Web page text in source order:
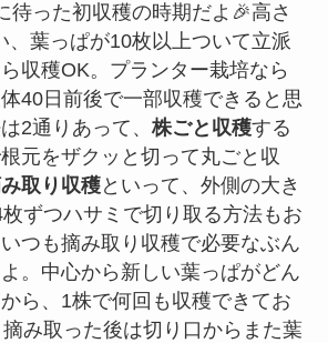
待った初収穫の時期だよ🎉高さ
、葉っぱが10枚以上ついて立派
収穫OK。プランター栽培なら
40日前後で一部収穫できると思
2通りあって、 株ごと収穫する
元をザクッと切って丸ごと収
取り収穫といって、外側の大き
ずつハサミで切り取る方法もお
つも摘み取り収穫で必要なぶん
。中心から新しい葉っぱがどん
ら、1株で何回も収穫できてお
摘み取った後は切り口からまた葉